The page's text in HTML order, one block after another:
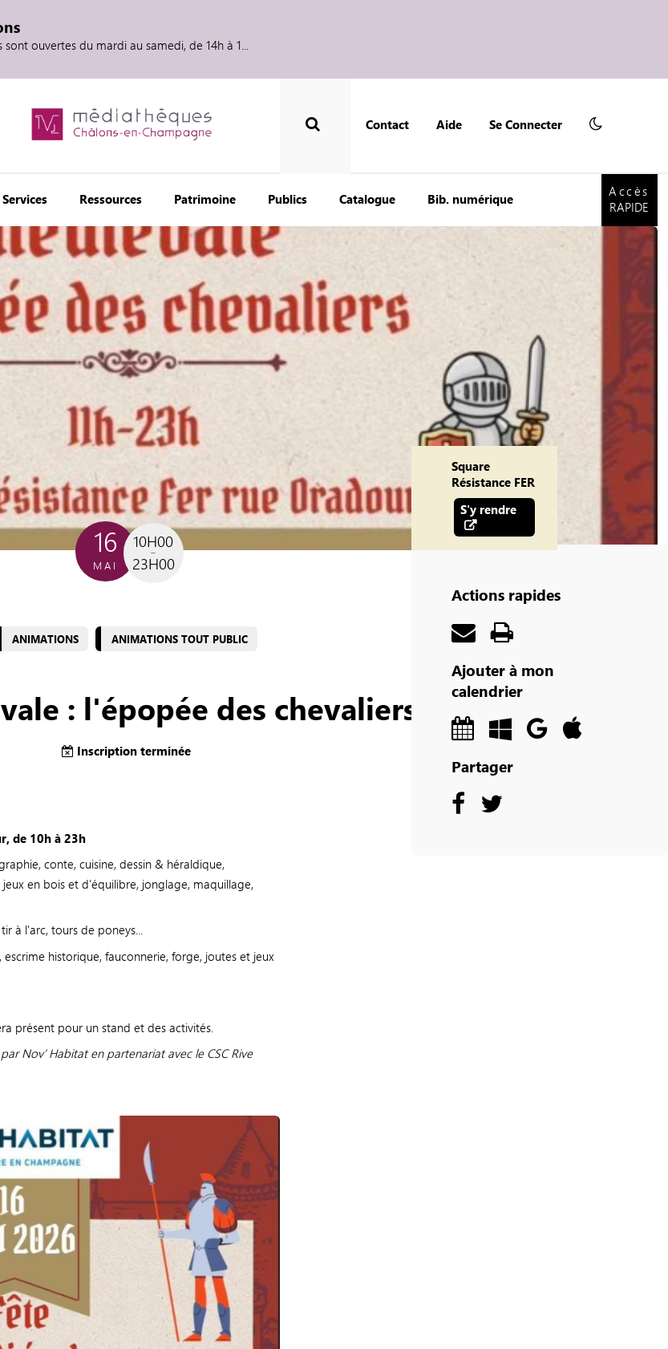
ouvertes du mardi au samedi, de 14h à 1...
Contact Aide
Se Connecter
Services Ressources Patrimoine Publics Catalogue Bib. numérique
Accès
RAPIDE
16
MAI
10H00
23H00
ANIMATIONS ANIMATIONS TOUT PUBLIC
: l'épopée des chevaliers
Inscription terminée
de 10h à 23h
conte, cuisine, dessin & héraldique,
en bois et d'équilibre, jonglage, maquillage,
à l'arc, tours de poneys...
historique, fauconnerie, forge, joutes et jeux
présent pour un stand et des activités.
Nov’ Habitat en partenariat avec le CSC Rive
Square
Résistance FER
S'y rendre
Actions rapides
Ajouter à mon
calendrier
Partager